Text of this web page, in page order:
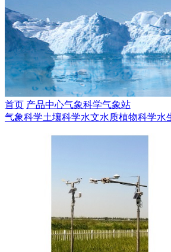
首页 产品中心气象科学气象站
气象科学土壤科学水文水质植物科学水